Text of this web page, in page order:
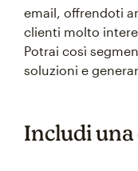
email, offrendoti
clienti molto
Potrai così
soluzioni e
Includi